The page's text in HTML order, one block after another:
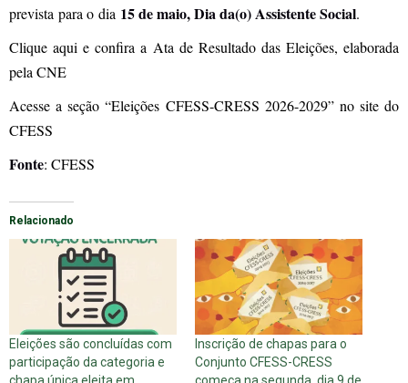
prevista para o dia 15 de maio, Dia da(o) Assistente Social.
Clique aqui e confira a Ata de Resultado das Eleições, elaborada
pela CNE
Acesse a seção “Eleições CFESS-CRESS 2026-2029” no site do
CFESS
Fonte: CFESS
Relacionado
Eleições são concluídas com
participação da categoria e
chapa única eleita em
Inscrição de chapas para o
Conjunto CFESS-CRESS
começa na segunda, dia 9 de